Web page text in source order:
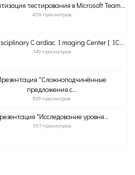
тестирования в Microsoft Team...
459 просмотров
C ardiac I maging Center [ IC...
149 просмотров
"Сложноподчинённые
предложения с...
828 просмотров
"Исследование уровня...
397 просмотров